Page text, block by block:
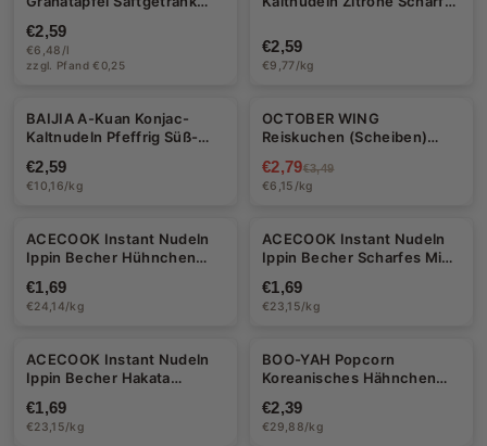
€2,59
€6,48/l
zzgl. Pfand €0,25
€2,59
€9,77/kg
BAIJIA A-Kuan Konjac-
Kaltnudeln Pfeffrig Süß-
€2,59
€10,16/kg
-20%
OCTOBER WING
Reiskuchen (Scheiben)
€2,79€3,49
€6,15/kg
Halal
ACECOOK Instant Nudeln
Ippin Becher Hühnchen
€1,69
€24,14/kg
ACECOOK Instant Nudeln
Ippin Becher Scharfes Miso
€1,69
€23,15/kg
Halal
ACECOOK Instant Nudeln
Ippin Becher Hakata
€1,69
€23,15/kg
BOO-YAH Popcorn
Koreanisches Hähnchen
€2,39
€29,88/kg
Halal Halal